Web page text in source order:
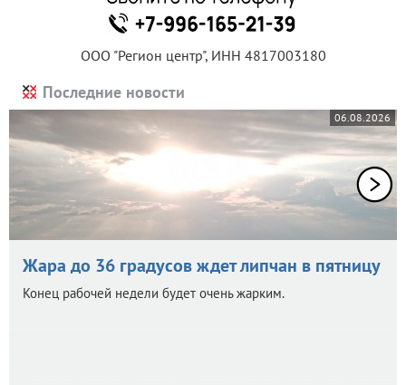
ООО "Регион центр", ИНН 4817003180
Последние новости
06.08.2026
Жара до 36 градусов ждет липчан в пятницу
Конец рабочей недели будет очень жарким.